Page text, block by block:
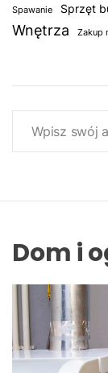
Spawanie
Sprzęt
Wnętrza Zakup
Wpisz swój adres e-mail…
Dom i